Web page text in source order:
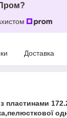
Доставка
пластинами